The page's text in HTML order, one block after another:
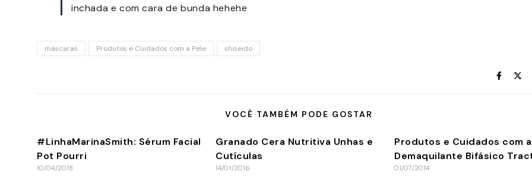
inchada e com cara de bunda hehehe
máscaras Produtos e Cuidados com a Pele shiseido
VOCÊ TAMBÉM PODE GOSTAR
#LinhaMarinaSmith: Sérum Facial
Pot Pourri
10/04/2018
Granado Cera Nutritiva Unhas e
Cutículas
14/01/2016
Produtos e Cuidados com
Demaquilante Bifásico
01/07/2014